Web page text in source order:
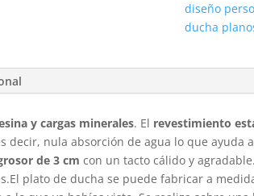
diseño
ducha
y cargas minerales. El revestimiento
decir, nula absorción de agua lo que ayuda
de 3 cm con un tacto cálido y
plato de ducha se puede fabricar a